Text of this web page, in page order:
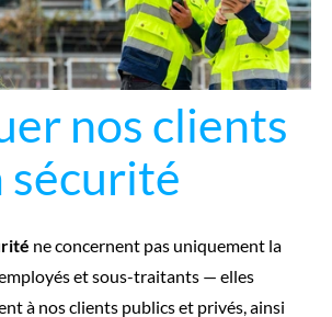
nos clients
sécurité
ne concernent pas uniquement la
et sous-traitants — elles
à nos clients publics et privés, ainsi